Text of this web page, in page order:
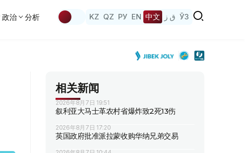
政治 分析 KZ QZ РУ EN 中文 ق ز ЎЗ
相关新闻
2026年8月7日 19:51
叙利亚大马士革农村省爆炸致2死13伤
2026年8月7日 17:20
英国政府批准派拉蒙收购华纳兄弟交易